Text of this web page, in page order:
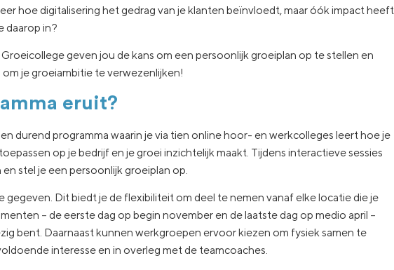
hoe digitalisering het gedrag van je klanten beïnvloedt, maar óók impact heeft
daarop in?
geven jou de kans om een persoonlijk groeiplan op te stellen en
je groeiambitie te verwezenlijken!
eruit?
durend programma waarin je via tien online hoor- en werkcolleges leert hoe je
op je bedrijf en je groei inzichtelijk maakt. Tijdens interactieve sessies
stel je een persoonlijk groeiplan op.
gegeven. Dit biedt je de flexibiliteit om deel te nemen vanaf elke locatie die je
– de eerste dag op begin november en de laatste dag op medio april –
bent. Daarnaast kunnen werkgroepen ervoor kiezen om fysiek samen te
interesse en in overleg met de teamcoaches.